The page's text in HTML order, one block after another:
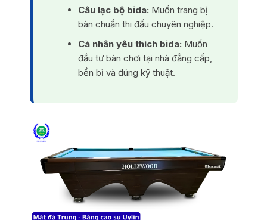
Câu lạc bộ bida: Muốn trang bị
bàn chuẩn thi đấu chuyên nghiệp.
Cá nhân yêu thích bida: Muốn
đầu tư bàn chơi tại nhà đẳng cấp,
bền bỉ và đúng kỹ thuật.